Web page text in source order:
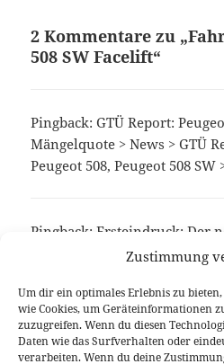
Zustimmung
Um dir ein optimales Erlebnis zu
wie Cookies, um Geräteinformationen
zuzugreifen. Wenn du diesen
Daten wie das Surfverhalten oder
verarbeiten. Wenn du deine
2 Kommentare zu
508 SW Facelift“
Pingback: GTÜ Report:
Mängelquote > News > GTÜ
Peugeot 508, Peugeot 508
Pingback:Ersteindruck: Der
autoaid.de blog
Die Kommentare sind